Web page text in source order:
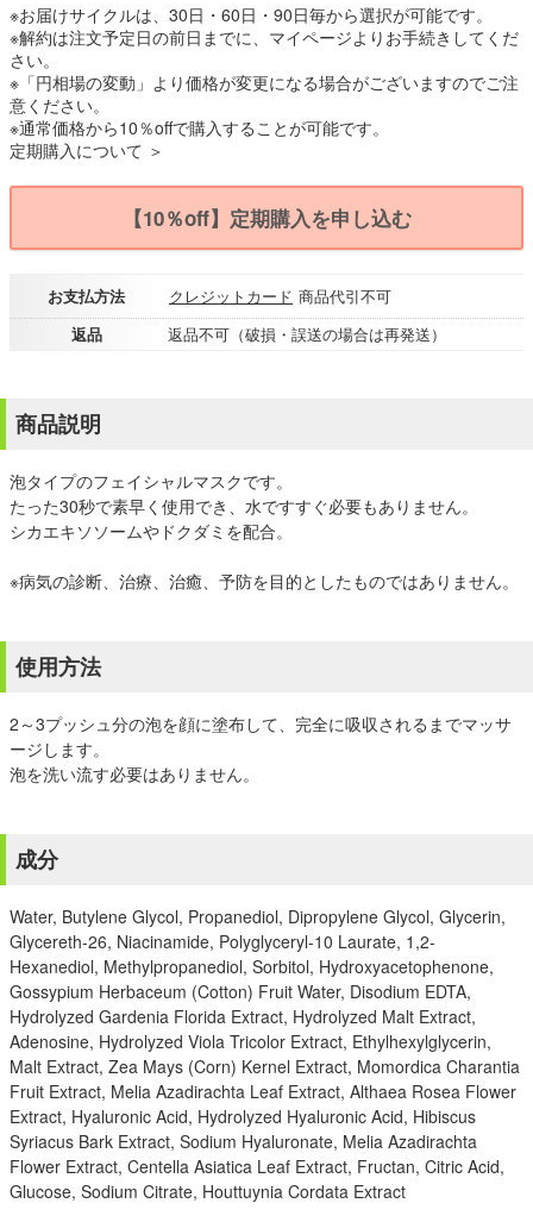
※お届けサイクルは、30日・60日・90日毎から選択が可能です。
※解約は注文予定日の前日までに、マイページよりお手続きしてくだ
さい。
※「円相場の変動」より価格が変更になる場合がございますのでご注
意ください。
※通常価格から10％offで購入することが可能です。
定期購入について ＞
【10％off】定期購入を申し込む
お支払方法 クレジットカード 商品代引不可
返品
返品不可（破損・誤送の場合は再発送）
商品説明
泡タイプのフェイシャルマスクです。
たった30秒で素早く使用でき、水ですすぐ必要もありません。
シカエキソソームやドクダミを配合。
※病気の診断、治療、治癒、予防を目的としたものではありません。
使用方法
2～3プッシュ分の泡を顔に塗布して、完全に吸収されるまでマッサ
ージします。
泡を洗い流す必要はありません。
成分
Water, Butylene Glycol, Propanediol, Dipropylene Glycol, Glycerin,
Glycereth-26, Niacinamide, Polyglyceryl-10 Laurate, 1,2-
Hexanediol, Methylpropanediol, Sorbitol, Hydroxyacetophenone,
Gossypium Herbaceum (Cotton) Fruit Water, Disodium EDTA,
Hydrolyzed Gardenia Florida Extract, Hydrolyzed Malt Extract,
Adenosine, Hydrolyzed Viola Tricolor Extract, Ethylhexylglycerin,
Malt Extract, Zea Mays (Corn) Kernel Extract, Momordica Charantia
Fruit Extract, Melia Azadirachta Leaf Extract, Althaea Rosea Flower
Extract, Hyaluronic Acid, Hydrolyzed Hyaluronic Acid, Hibiscus
Syriacus Bark Extract, Sodium Hyaluronate, Melia Azadirachta
Flower Extract, Centella Asiatica Leaf Extract, Fructan, Citric Acid,
Glucose, Sodium Citrate, Houttuynia Cordata Extract